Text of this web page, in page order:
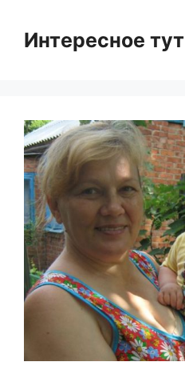
contentИнтересное тут